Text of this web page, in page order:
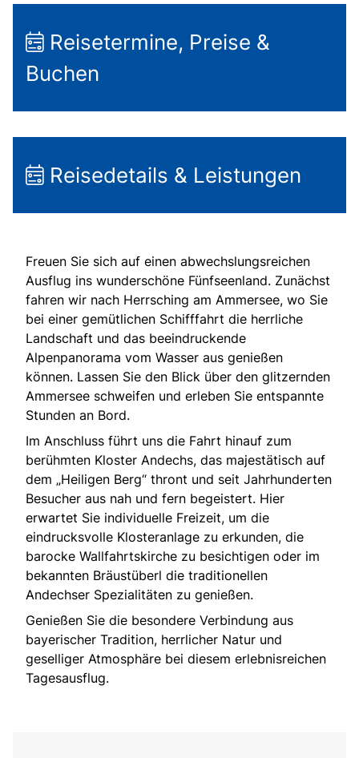
Reisetermine, Preise &
Buchen
Reisedetails & Leistungen
Freuen Sie sich auf einen abwechslungsreichen
Ausflug ins wunderschöne Fünfseenland. Zunächst
fahren wir nach Herrsching am Ammersee, wo Sie
bei einer gemütlichen Schifffahrt die herrliche
Landschaft und das beeindruckende
Alpenpanorama vom Wasser aus genießen
können. Lassen Sie den Blick über den glitzernden
Ammersee schweifen und erleben Sie entspannte
Stunden an Bord.
Im Anschluss führt uns die Fahrt hinauf zum
berühmten Kloster Andechs, das majestätisch auf
dem „Heiligen Berg“ thront und seit Jahrhunderten
Besucher aus nah und fern begeistert. Hier
erwartet Sie individuelle Freizeit, um die
eindrucksvolle Klosteranlage zu erkunden, die
barocke Wallfahrtskirche zu besichtigen oder im
bekannten Bräustüberl die traditionellen
Andechser Spezialitäten zu genießen.
Genießen Sie die besondere Verbindung aus
bayerischer Tradition, herrlicher Natur und
geselliger Atmosphäre bei diesem erlebnisreichen
Tagesausflug.